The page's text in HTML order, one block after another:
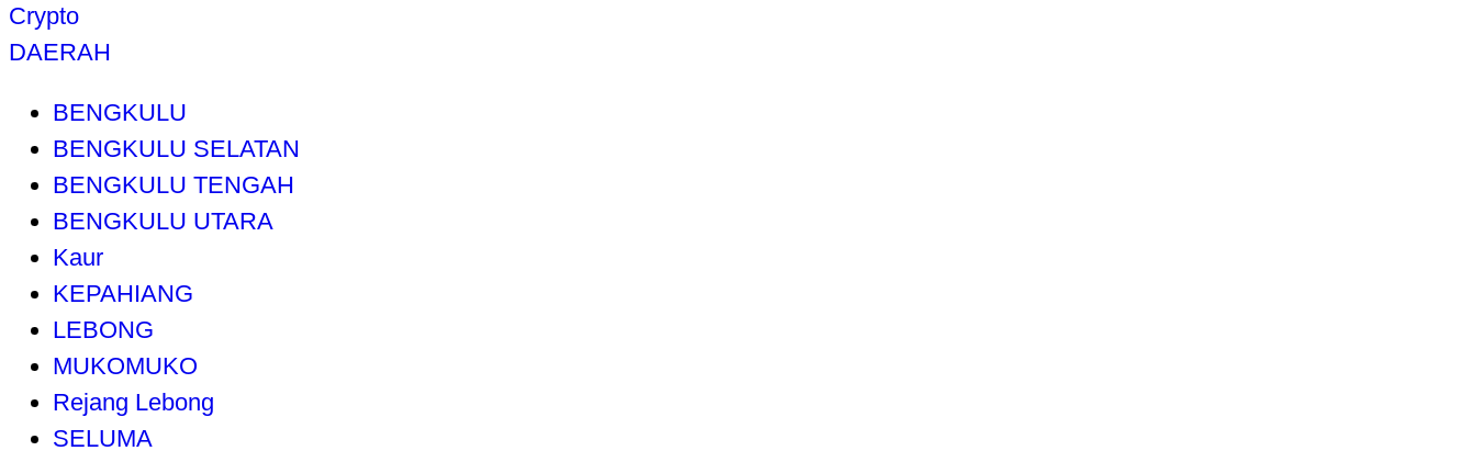
Crypto
DAERAH
BENGKULU
BENGKULU SELATAN
BENGKULU TENGAH
BENGKULU UTARA
Kaur
KEPAHIANG
LEBONG
MUKOMUKO
Rejang Lebong
SELUMA